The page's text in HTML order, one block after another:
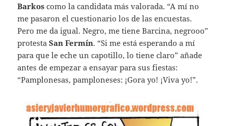
Barkos como la candidata más valorada. “A mí no
me pasaron el cuestionario los de las encuestas.
Pero me da igual. Negro, me tiene Barcina, negrooo”
protestaSan Fermín. “Si me está esperando a mí
para que le eche un capotillo, lo tiene claro” añade
antes de empezar a ensayar para sus fiestas:
“Pamplonesas, pamploneses: ¡Gora yo! ¡Viva yo!”.